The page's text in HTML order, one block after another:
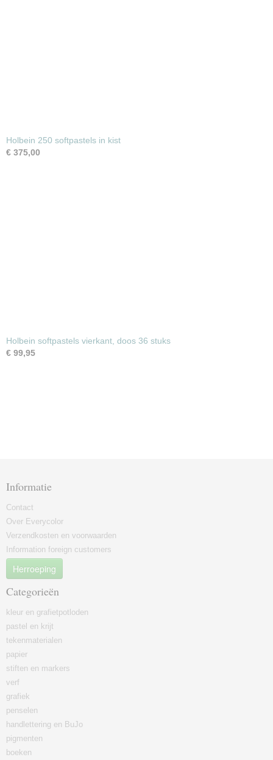
Holbein 250 softpastels in kist
€ 375,00
Holbein softpastels vierkant, doos 36 stuks
€ 99,95
Informatie
Contact
Over Everycolor
Verzendkosten en voorwaarden
Information foreign customers
Herroeping
Categorieën
kleur en grafietpotloden
pastel en krijt
tekenmaterialen
papier
stiften en markers
verf
grafiek
penselen
handlettering en BuJo
pigmenten
boeken